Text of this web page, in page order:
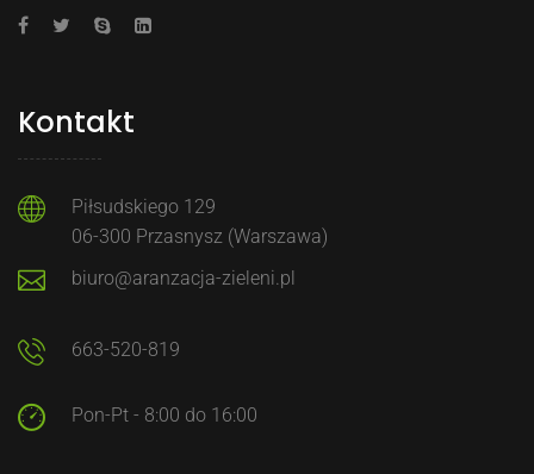
Kontakt
Piłsudskiego 129
06-300 Przasnysz (Warszawa)
biuro@aranzacja-zieleni.pl
663-520-819
Pon-Pt - 8:00 do 16:00